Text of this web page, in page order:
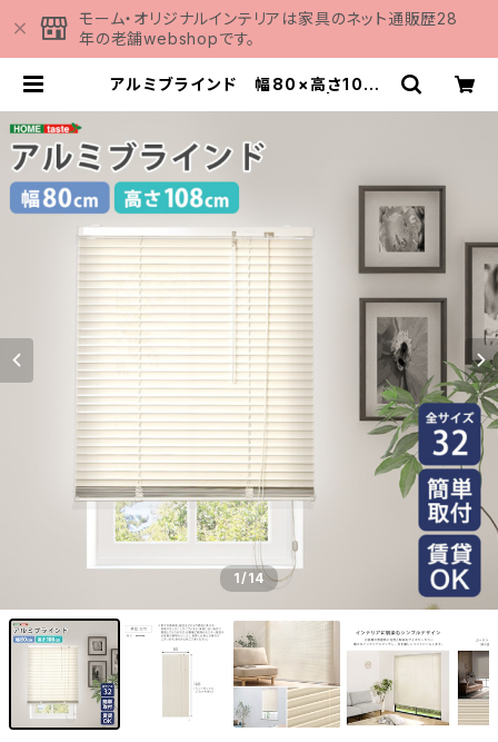
モーム・オリジナルインテリアは家具のネット通販歴28
年の老舗webshopです。
アルミブラインド 幅80×高さ108c
1/14